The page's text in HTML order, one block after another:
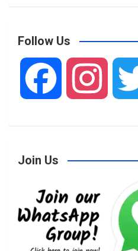
Follow Us
e
b
s
Join Us